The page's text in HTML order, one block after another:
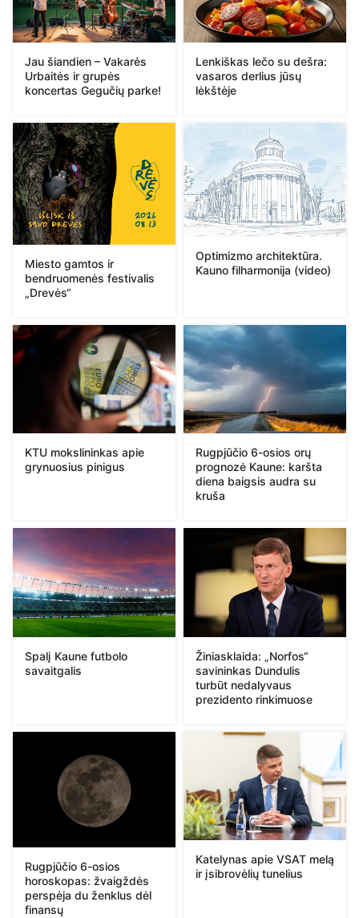
Jau šiandien – Vakarės
Urbaitės ir grupės
koncertas Gegučių parke!
Lenkiškas lečo su dešra:
vasaros derlius jūsų
lėkštėje
Miesto gamtos ir
bendruomenės festivalis
„Drevės“
Optimizmo architektūra.
Kauno filharmonija (video)
KTU mokslininkas apie
grynuosius pinigus
Rugpjūčio 6-osios orų
prognozė Kaune: karšta
diena baigsis audra su
kruša
Spalį Kaune futbolo
savaitgalis
Žiniasklaida: „Norfos“
savininkas Dundulis
turbūt nedalyvaus
prezidento rinkimuose
Rugpjūčio 6-osios
horoskopas: žvaigždės
perspėja du ženklus dėl
finansų
Katelynas apie VSAT melą
ir įsibrovėlių tunelius